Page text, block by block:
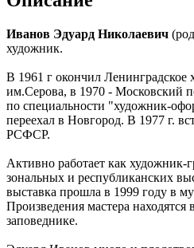
Иванов Эдуард Николаевич
художник.
В 1961 г окончил Ленинградское
им.Серова, в 1970 - Московский
по специальности "художник-
переехал в Новгород. В 1977 г.
РСФСР.
Активно работает как художник-
зональных и республиканских
выставка прошла в 1999 году в
Произведения мастера находятся
заповеднике.